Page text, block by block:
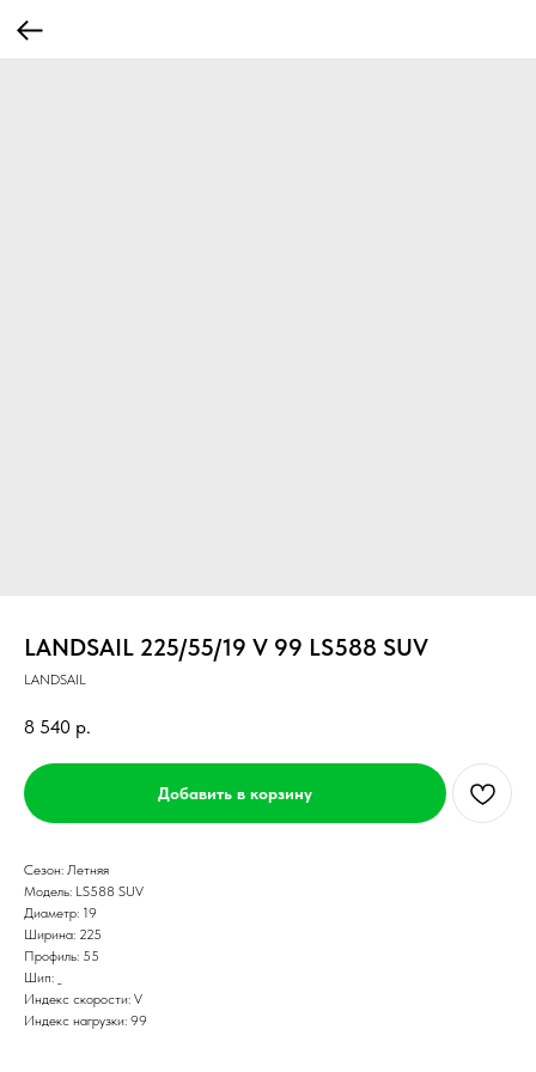
LANDSAIL 225/55/19 V 99 LS588 SUV
LANDSAIL
8 540 р.
Добавить в корзину
Сезон: Летняя
Модель: LS588 SUV
Диаметр: 19
Ширина: 225
Профиль: 55
Шип: _
Индекс скорости: V
Индекс нагрузки: 99